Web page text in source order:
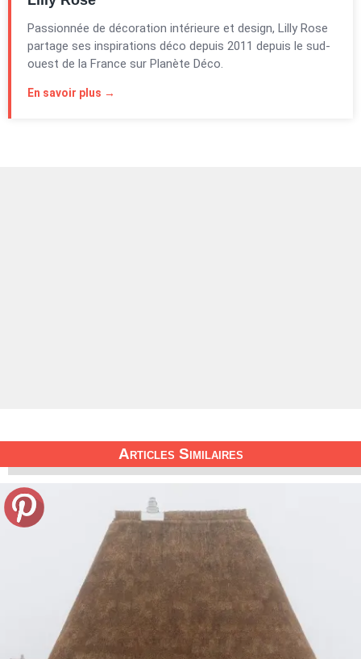
Passionnée de décoration intérieure et design, Lilly Rose
partage ses inspirations déco depuis 2011 depuis le sud-
ouest de la France sur Planète Déco.
En savoir plus →
Articles Similaires